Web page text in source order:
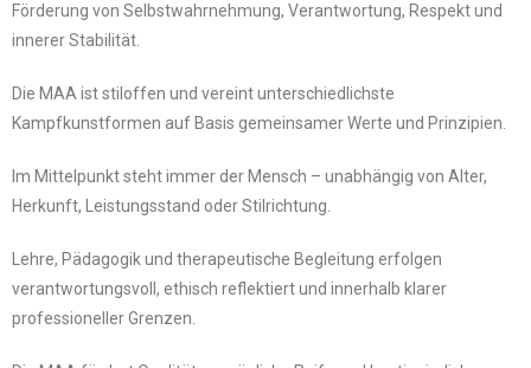
Förderung von Selbstwahrnehmung, Verantwortung, Respekt und
innerer Stabilität.
Die MAA ist stiloffen und vereint unterschiedlichste
Kampfkunstformen auf Basis gemeinsamer Werte und Prinzipien.
Im Mittelpunkt steht immer der Mensch – unabhängig von Alter,
Herkunft, Leistungsstand oder Stilrichtung.
Lehre, Pädagogik und therapeutische Begleitung erfolgen
verantwortungsvoll, ethisch reflektiert und innerhalb klarer
professioneller Grenzen.